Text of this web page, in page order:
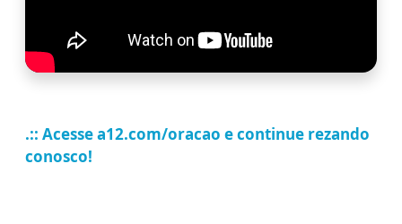
.:: Acesse a12.com/oracao e continue rezando
conosco!